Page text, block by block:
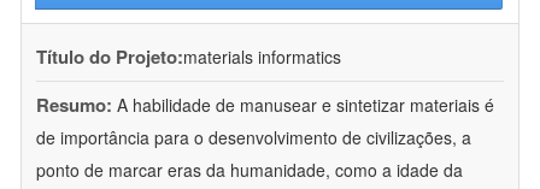
Título do Projeto:materials informatics
Resumo: A habilidade de manusear e sintetizar materiais é
de importância para o desenvolvimento de civilizações, a
ponto de marcar eras da humanidade, como a idade da